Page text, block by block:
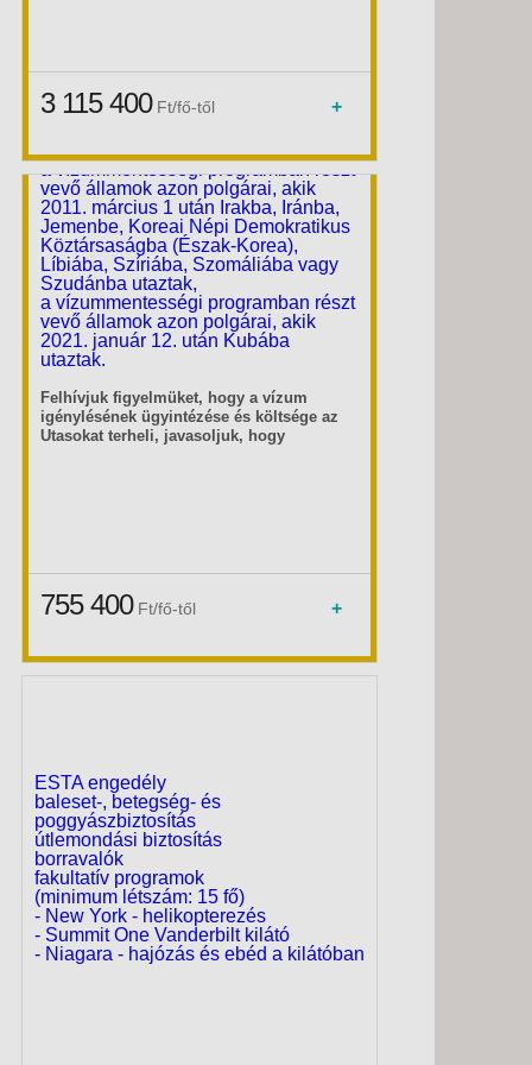
3 115 400 Ft/fő-től +
Akciós
átlépése előtt.
vevő államok polgárai, akik egyúttal
állampolgárai Iraknak, Iránnak,
Koreai Népi Demokratikus
Szíriának vagy Szudánnak is,
vevő államok azon polgárai, akik
2011. március 1 után Irakba, Iránba,
Jemenbe, Koreai Népi Demokratikus
Köztársaságba (Észak-Korea),
Líbiába, Szíriába, Szomáliába vagy
Szudánba utaztak,
a vízummentességi programban részt
vevő államok azon polgárai, akik
2021. január 12. után Kubába
utaztak.
Felhívjuk figyelmüket, hogy a vízum
igénylésének ügyintézése és költsége az
Utasokat terheli, javasoljuk, hogy
755 400 Ft/fő-től +
USA - KELETI PART - Budapest BUD,
Repülő 3*
ESTA engedély
baleset-, betegség- és
poggyászbiztosítás
útlemondási biztosítás
borravalók
fakultatív programok
(minimum létszám: 15 fő)
- New York - helikopterezés
- Summit One Vanderbilt kilátó
- Niagara - hajózás és ebéd a kilátóban